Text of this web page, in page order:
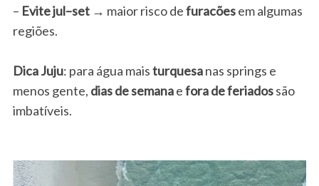
– Evite jul–set→ maior risco defuracõesem algumas
regiões.
Dica Juju: para água maisturquesanas springs e
menos gente, dias de semanaefora de feriadossão
imbatíveis.